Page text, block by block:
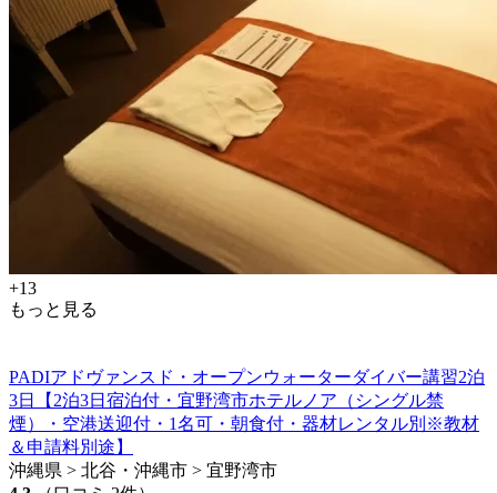
+13
もっと見る
PADIアドヴァンスド・オープンウォーターダイバー講習2泊
3日【2泊3日宿泊付・宜野湾市ホテルノア（シングル禁
煙）・空港送迎付・1名可・朝食付・器材レンタル別※教材
＆申請料別途】
沖縄県 > 北谷・沖縄市 > 宜野湾市